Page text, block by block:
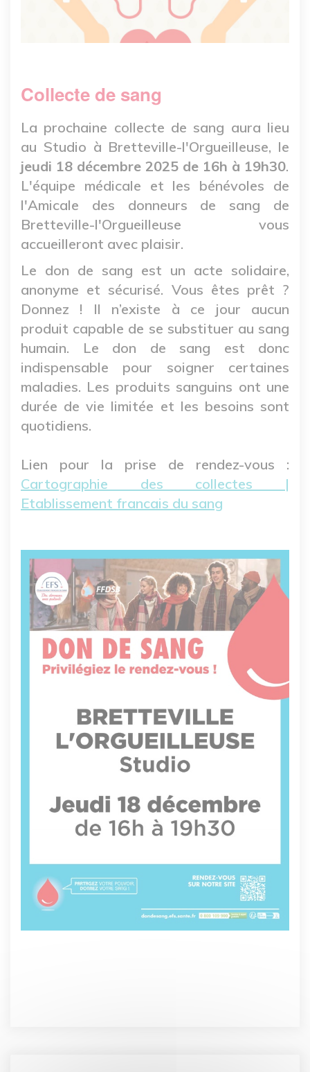
Collecte de sang
La prochaine collecte de sang aura lieu
au Studio à Bretteville-l'Orgueilleuse, le
jeudi 18 décembre 2025 de 16h à 19h30.
L'équipe médicale et les bénévoles de
l'Amicale des donneurs de sang de
Bretteville-l'Orgueilleuse vous
accueilleront avec plaisir.
Le don de sang est un acte solidaire,
anonyme et sécurisé. Vous êtes prêt ?
Donnez ! Il n’existe à ce jour aucun
produit capable de se substituer au sang
humain. Le don de sang est donc
indispensable pour soigner certaines
maladies. Les produits sanguins ont une
durée de vie limitée et les besoins sont
quotidiens.
Lien pour la prise de rendez-vous :
Cartographie des collectes |
Etablissement francais du sang
Image